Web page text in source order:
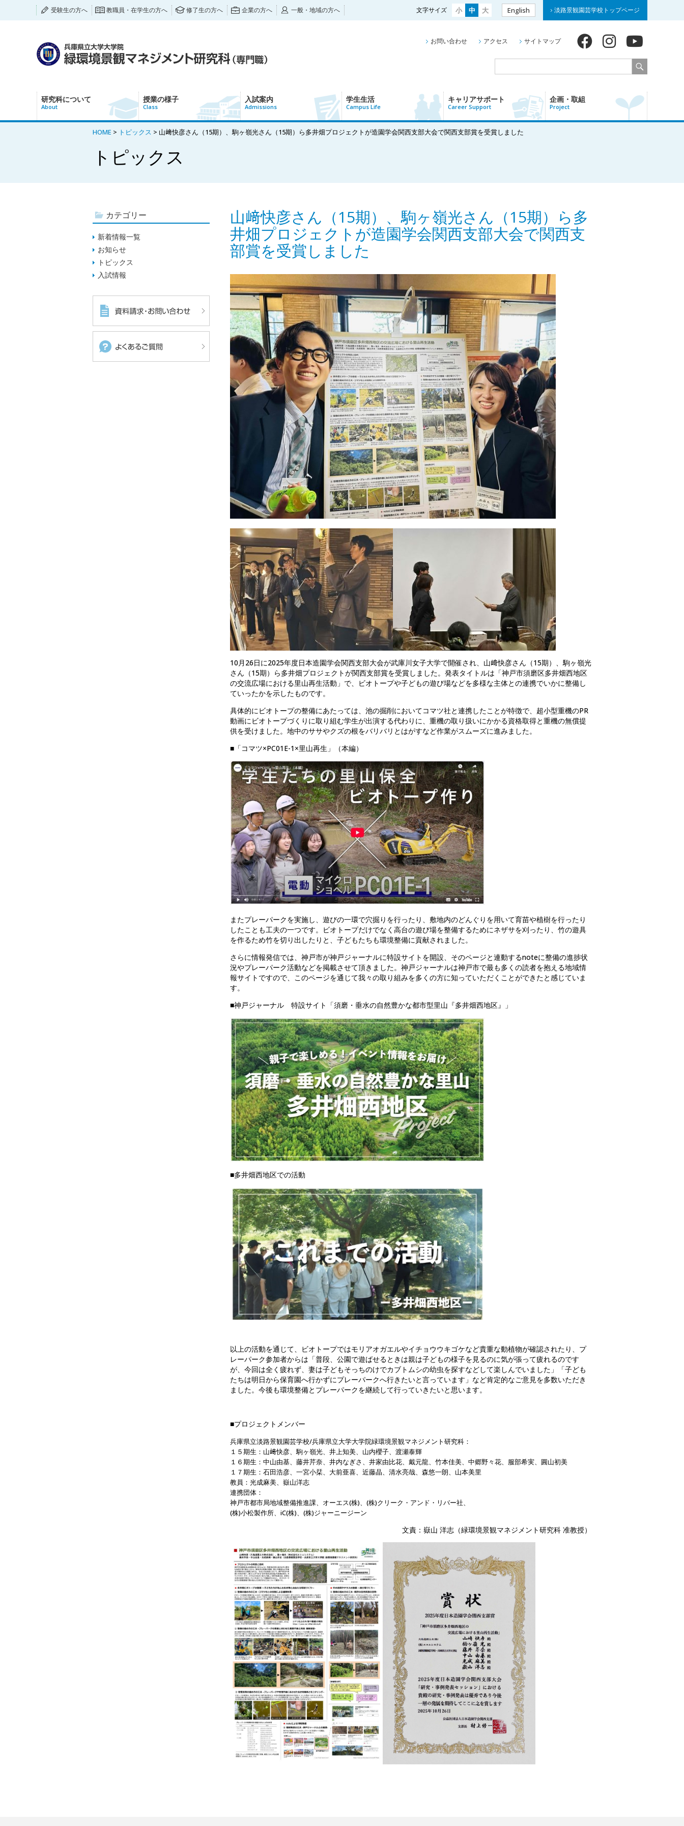
淡路景観園芸学校トップページ
English
文字サイズ 小 中 大
受験生の方へ 教職員・在学生の方へ 修了生の方へ 企業の方へ 一般・地域の方へ
研究科について
About
授業の様子
Class
入試案内
Admissions
学生生活
Campus Life
キャリアサポート
Career Support
企画・取組
Project
お問い合わせ アクセス サイトマップ
HOME > トピックス > 山﨑快彦さん（15期）、駒ヶ嶺光さん（15期）ら多井畑プロジェクトが造園学会関西支部大会で関西支部賞を受賞しました
トピックス
山﨑快彦さん（15期）、駒ヶ嶺光さん（15期）ら多
井畑プロジェクトが造園学会関西支部大会で関西支
部賞を受賞しました
10月26日に2025年度日本造園学会関西支部大会が武庫川女子大学で開催され、山﨑快彦さん（15期）、駒ヶ嶺光
さん（15期）ら多井畑プロジェクトが関西支部賞を受賞しました。発表タイトルは「神戸市須磨区多井畑西地区
の交流広場における里山再生活動」で、ビオトープや子どもの遊び場などを多様な主体との連携でいかに整備し
ていったかを示したものです。
具体的にビオトープの整備にあたっては、池の掘削においてコマツ社と連携したことが特徴で、超小型重機のPR
動画にビオトープづくりに取り組む学生が出演する代わりに、重機の取り扱いにかかる資格取得と重機の無償提
供を受けました。地中のササやクズの根をバリバリとはがすなど作業がスムーズに進みました。
■「コマツ×PC01E-1×里山再生」（本編）
またプレーパークを実施し、遊びの一環で穴掘りを行ったり、敷地内のどんぐりを用いて育苗や植樹を行ったり
したことも工夫の一つです。ビオトープだけでなく高台の遊び場を整備するためにネザサを刈ったり、竹の遊具
を作るため竹を切り出したりと、子どもたちも環境整備に貢献されました。
さらに情報発信では、神戸市が神戸ジャーナルに特設サイトを開設、そのページと連動するnoteに整備の進捗状
況やプレーパーク活動などを掲載させて頂きました。神戸ジャーナルは神戸市で最も多くの読者を抱える地域情
報サイトですので、このページを通じて我々の取り組みを多くの方に知っていただくことができたと感じていま
す。
■神戸ジャーナル 特設サイト「須磨・垂水の自然豊かな都市型里山『多井畑西地区』」
■多井畑西地区での活動
以上の活動を通じて、ビオトープではモリアオガエルやイチョウウキゴケなど貴重な動植物が確認されたり、プ
レーパーク参加者からは「普段、公園で遊ばせるときは親は子どもの様子を見るのに気が張って疲れるのです
が、今回は全く疲れず、妻は子どもそっちのけでカブトムシの幼虫を探すなどして楽しんでいました」「子ども
たちは明日から保育園へ行かずにプレーパークへ行きたいと言っています」など肯定的なご意見を多数いただき
ました。今後も環境整備とプレーパークを継続して行っていきたいと思います。
■プロジェクトメンバー
兵庫県立淡路景観園芸学校/兵庫県立大学大学院緑環境景観マネジメント研究科：
１５期生：山﨑快彦、駒ヶ嶺光、井上知美、山内櫻子、渡瀬泰輝
１６期生：中山由基、藤井芹奈、井内なぎさ、井家由比花、戴元龍、竹本佳美、中郷野々花、服部希実、圓山初美
１７期生：石田浩彦、一宮小栞、大前亜喜、近藤晶、清水亮哉、森悠一朗、山本美里
教員：光成麻美、嶽山洋志
連携団体：
神戸市都市局地域整備推進課、オーエス(株)、(株)クリーク・アンド・リバー社、
(株)小松製作所、iC(株)、(株)ジャーニージーン
文責：嶽山 洋志（緑環境景観マネジメント研究科 准教授）
カテゴリー
新着情報一覧
お知らせ
トピックス
入試情報